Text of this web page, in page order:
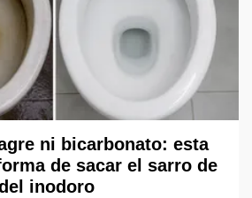
ni bicarbonato: esta
de sacar el sarro de
inodoro